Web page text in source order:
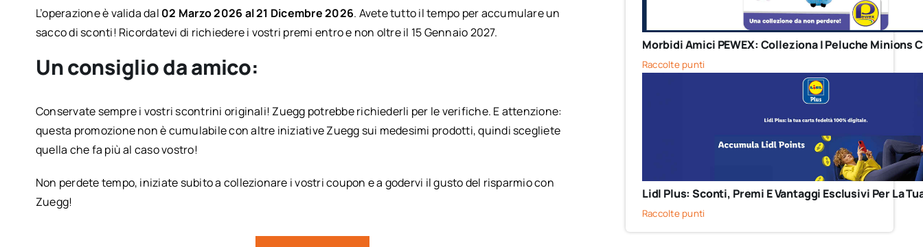
L’operazione è valida dal 02 Marzo 2026 al 21 Dicembre 2026. Avete tutto il tempo per accumulare un
sacco di sconti! Ricordatevi di richiedere i vostri premi entro e non oltre il 15 Gennaio 2027.
Un consiglio da amico:
Conservate sempre i vostri scontrini originali! Zuegg potrebbe richiederli per le verifiche. E attenzione:
questa promozione non è cumulabile con altre iniziative Zuegg sui medesimi prodotti, quindi scegliete
quella che fa più al caso vostro!
Non perdete tempo, iniziate subito a collezionare i vostri coupon e a godervi il gusto del risparmio con
Zuegg!
Morbidi Amici PEWEX: Colleziona I Peluche Minions
Raccolte punti
Lidl Plus: Sconti, Premi E Vantaggi Esclusivi Per La
Raccolte punti